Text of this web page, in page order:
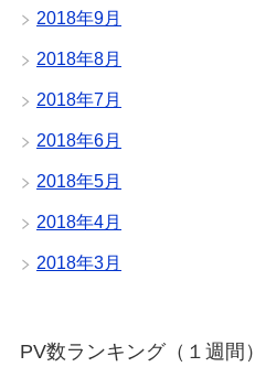
2018年9月
2018年8月
2018年7月
2018年6月
2018年5月
2018年4月
2018年3月
PV数ランキング（１週間）